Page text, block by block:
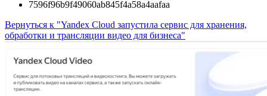
7596f96b9f49060ab845f4a58a4aafaa
Вернуться к "Yandex Cloud запустила сервис для хранения,
обработки и трансляции видео для бизнеса"